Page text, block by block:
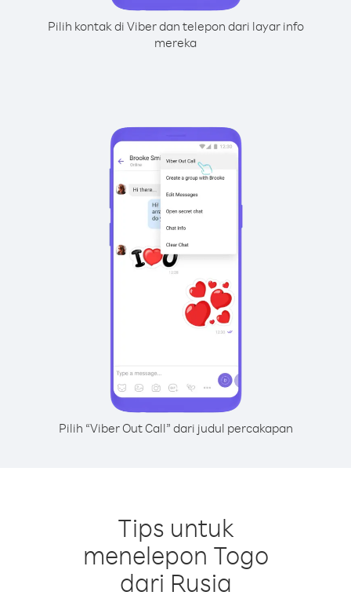
Pilih kontak di Viber dan telepon dari layar info
mereka
Pilih “Viber Out Call” dari judul percakapan
Tips untuk
menelepon Togo
dari Rusia